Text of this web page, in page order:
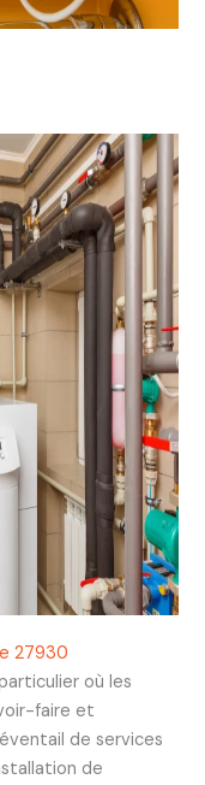
27930
où les
faire et
de services
de